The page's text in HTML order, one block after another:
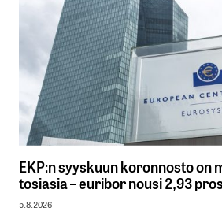
EKP:n syyskuun koronnosto on
tosiasia – euribor nousi 2,93
5.8.2026